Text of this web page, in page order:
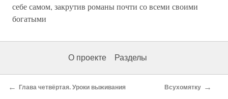
себе самом, закрутив романы почти со всеми своими
богатыми
О проекте Разделы
← Глава четвёртая. Уроки выживания Всухомятку →